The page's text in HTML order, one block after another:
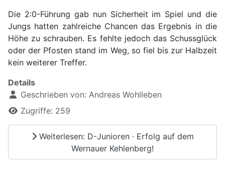
Die 2:0-Führung gab nun Sicherheit im Spiel und die
Jungs hatten zahlreiche Chancen das Ergebnis in die
Höhe zu schrauben. Es fehlte jedoch das Schussglück
oder der Pfosten stand im Weg, so fiel bis zur Halbzeit
kein weiterer Treffer.
Details
Geschrieben von: Andreas Wohlleben
Zugriffe: 259
Weiterlesen: D-Junioren · Erfolg auf dem
Wernauer Kehlenberg!